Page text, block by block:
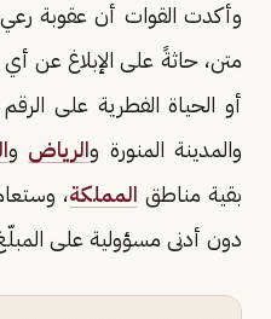
متن، حاثةً على الإبلاغ عن
والمدينة المنورة والرياض و
بقية مناطق المملكة،
دون أدنى مسؤولية على